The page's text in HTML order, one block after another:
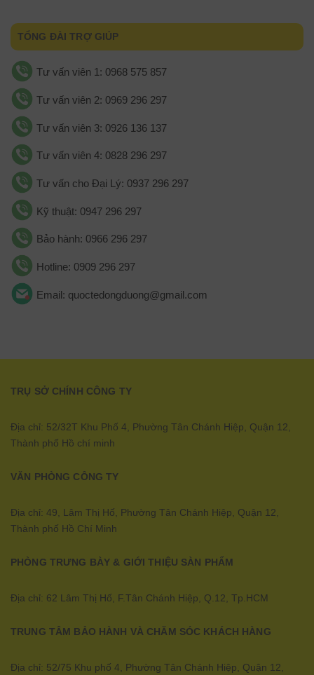
TỔNG ĐÀI TRỢ GIÚP
Tư vấn viên 1: 0968 575 857
Tư vấn viên 2: 0969 296 297
Tư vấn viên 3: 0926 136 137
Tư vấn viên 4: 0828 296 297
Tư vấn cho Đại Lý: 0937 296 297
Kỹ thuật: 0947 296 297
Bảo hành: 0966 296 297
Hotline: 0909 296 297
Email: quoctedongduong@gmail.com
TRỤ SỞ CHÍNH CÔNG TY
Địa chỉ: 52/32T Khu Phố 4, Phường Tân Chánh Hiệp, Quận 12,
Thành phố Hồ chí minh
VĂN PHÒNG CÔNG TY
Địa chỉ: 49, Lâm Thị Hố, Phường Tân Chánh Hiệp, Quận 12,
Thành phố Hồ Chí Minh
PHÒNG TRƯNG BÀY & GIỚI THIỆU SÀN PHẨM
Địa chỉ: 62 Lâm Thị Hố, F.Tân Chánh Hiệp, Q.12, Tp.HCM
TRUNG TÂM BẢO HÀNH VÀ CHĂM SÓC KHÁCH HÀNG
Địa chỉ: 52/75 Khu phố 4, Phường Tân Chánh Hiệp, Quận 12,